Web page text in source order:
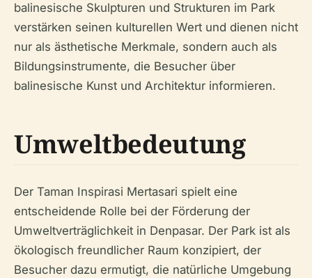
balinesische Skulpturen und Strukturen im Park
verstärken seinen kulturellen Wert und dienen nicht
nur als ästhetische Merkmale, sondern auch als
Bildungsinstrumente, die Besucher über
balinesische Kunst und Architektur informieren.
Umweltbedeutung
Der Taman Inspirasi Mertasari spielt eine
entscheidende Rolle bei der Förderung der
Umweltverträglichkeit in Denpasar. Der Park ist als
ökologisch freundlicher Raum konzipiert, der
Besucher dazu ermutigt, die natürliche Umgebung